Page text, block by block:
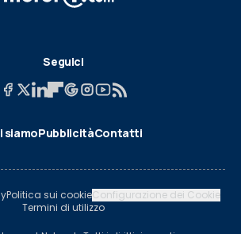
Seguici
siamoPubblicitàContatti
Politica sui cookieConfigurazione dei Cookie
Termini di utilizzo